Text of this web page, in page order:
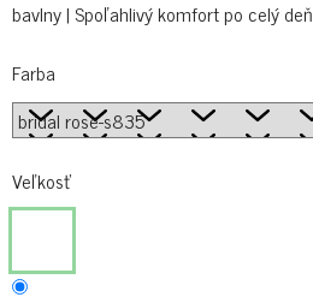
bavlny | Spoľahlivý komfort po celý deň
Farba
Veľkosť